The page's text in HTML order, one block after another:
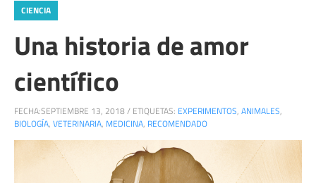
CIENCIA
Una historia de amor
científico
FECHA:SEPTIEMBRE 13, 2018/ ETIQUETAS: EXPERIMENTOS, ANIMALES,
BIOLOGÍA, VETERINARIA, MEDICINA, RECOMENDADO